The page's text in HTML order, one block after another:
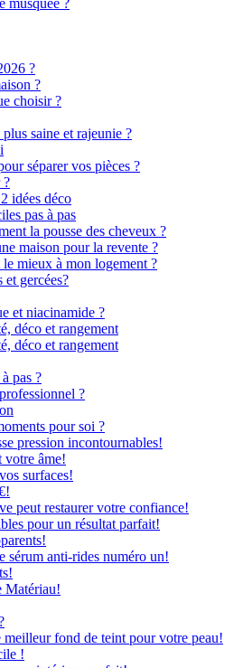
?
?
choisir ?
saine et rajeunie ?
séparer vos pièces ?
?
idées déco
pas à pas
la pousse des cheveux ?
maison pour la revente ?
mieux à mon logement ?
gercées?
et niacinamide ?
déco et rangement
déco et rangement
pas ?
?
pour soi ?
pression incontournables!
votre âme!
surfaces!
peut restaurer votre confiance!
pour un résultat parfait!
sérum anti-rides numéro un!
Matériau!
fond de teint pour votre peau!
!